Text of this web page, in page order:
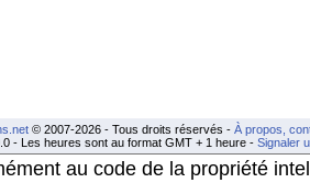
© 2007-2026 - Tous droits réservés - À propos,
- Les heures sont au format GMT + 1 heure - Signaler
au code de la propriété